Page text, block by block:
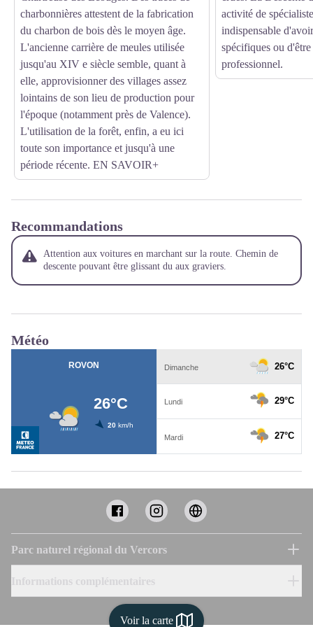
Voir la carte
charbonnières attestent de la fabrication
du charbon de bois dès le moyen âge.
L'ancienne carrière de meules utilisée
jusqu'au XIV e siècle semble, quant à
elle, approvisionner des villages assez
lointains de son lieu de production pour
l'époque (notamment près de Valence).
L'utilisation de la forêt, enfin, a eu ici
toute son importance et jusqu'à une
période récente. EN SAVOIR+
activité de
indispensable
spécifiques ou
professionnel.
Recommandations
Attention aux voitures en marchant sur la route. Chemin de
descente pouvant être glissant du aux graviers.
Météo
Parc naturel régional du Vercors
Informations complémentaires